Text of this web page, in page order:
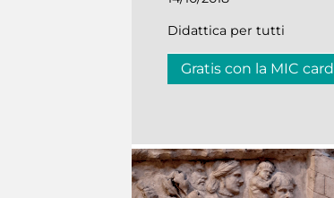
Didattica per tutti
Gratis con la MIC card